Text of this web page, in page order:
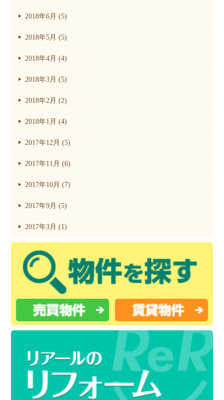
2018年6月 (5)
2018年5月 (5)
2018年4月 (4)
2018年3月 (5)
2018年2月 (2)
2018年1月 (4)
2017年12月 (5)
2017年11月 (6)
2017年10月 (7)
2017年9月 (5)
2017年3月 (1)